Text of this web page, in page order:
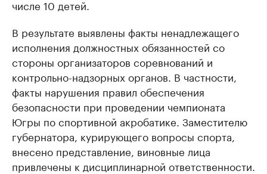
числе 10 детей.
В результате выявлены факты ненадлежащего
исполнения должностных обязанностей со
стороны организаторов соревнований и
контрольно-надзорных органов. В частности,
факты нарушения правил обеспечения
безопасности при проведении чемпионата
Югры по спортивной акробатике. Заместителю
губернатора, курирующего вопросы спорта,
внесено представление, виновные лица
привлечены к дисциплинарной ответственности.